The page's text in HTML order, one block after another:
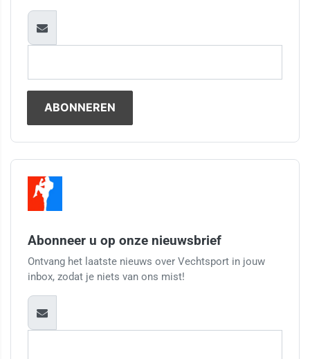
Abonneer u op onze nieuwsbrief
Ontvang het laatste nieuws over Vechtsport in jouw
inbox, zodat je niets van ons mist!